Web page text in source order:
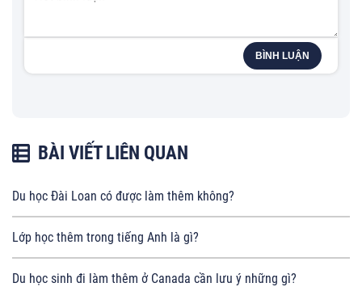
BÌNH LUẬN
BÀI VIẾT LIÊN QUAN
Du học Đài Loan có được làm thêm không?
Lớp học thêm trong tiếng Anh là gì?
Du học sinh đi làm thêm ở Canada cần lưu ý những gì?